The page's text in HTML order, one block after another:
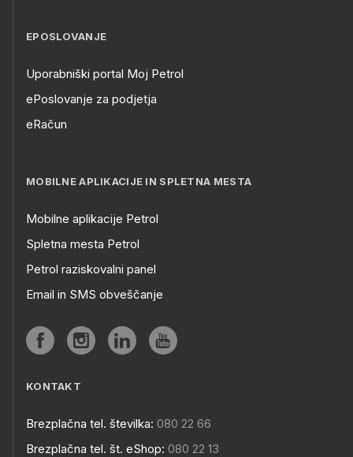
EPOSLOVANJE
Uporabniški portal Moj Petrol
ePoslovanje za podjetja
eRačun
MOBILNE APLIKACIJE IN SPLETNA MESTA
Mobilne aplikacije Petrol
Spletna mesta Petrol
Petrol raziskovalni panel
Email in SMS obveščanje
KONTAKT
Brezplačna tel. številka: 080 22 66
Brezplačna tel. št. eShop: 080 22 13